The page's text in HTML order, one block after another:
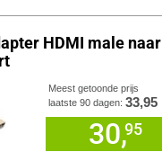
HDMI male naar
Meest getoonde prijs
laatste 90 dagen: 33,95
30,95